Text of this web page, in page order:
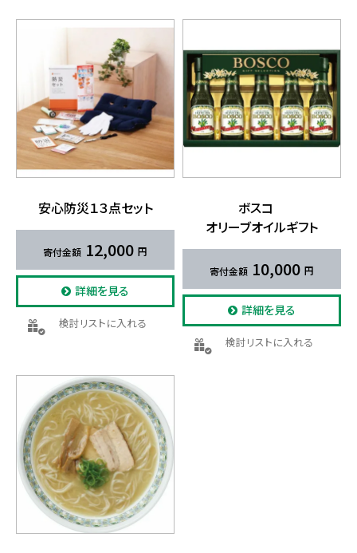
安心防災１３点セット
12,000
詳細を見る
検討リストに入れる
ボスコ
オリーブオイルギフト
10,000
詳細を見る
検討リストに入れる